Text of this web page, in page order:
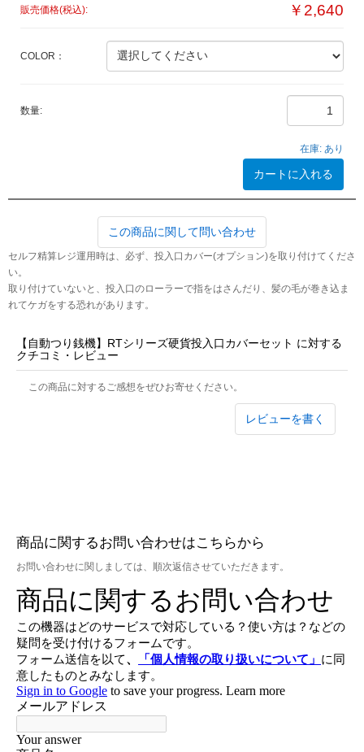
販売価格(税込): ￥2,640
COLOR：
数量:
在庫: あり
カートに入れる
この商品に関して問い合わせ
セルフ精算レジ運用時は、必ず、投入口カバー(オプション)を取り付けてくださ
い。
取り付けていないと、投入口のローラーで指をはさんだり、髪の毛が巻き込ま
れてケガをする恐れがあります。
【自動つり銭機】RTシリーズ硬貨投入口カバーセット に対する
クチコミ・レビュー
この商品に対するご感想をぜひお寄せください。
レビューを書く
商品に関するお問い合わせはこちらから
お問い合わせに関しましては、順次返信させていただきます。